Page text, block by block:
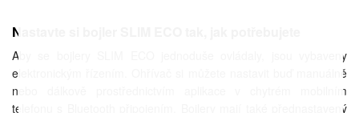
Nastavte si bojler SLIM ECO tak, jak potřebujete
Aby se bojlery SLIM ECO jednoduše ovládaly, jsou vybaveny
elektronickým řízením. Ohřívač si můžete nastavit buď manuálně
nebo dálkově prostřednictvím aplikace v chytrém mobilním
telefonu s Bluetooth připojením. Bojlery mají také přednastavený